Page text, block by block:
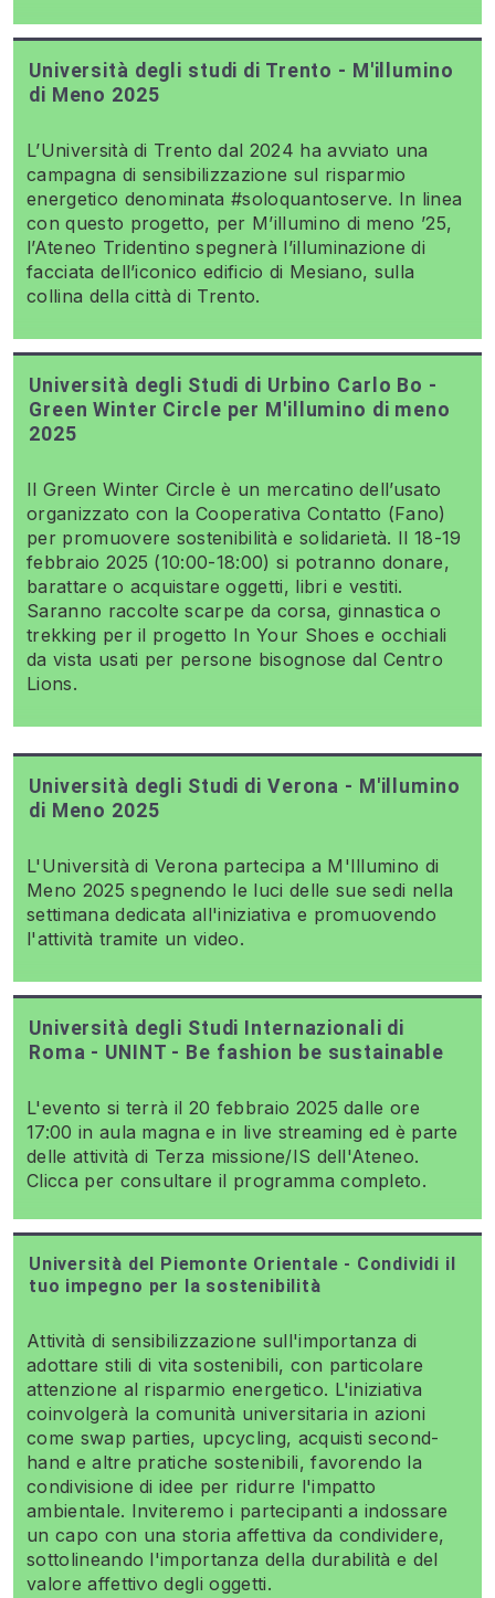
Università degli studi di Trento - M'illumino
di Meno 2025
L’Università di Trento dal 2024 ha avviato una
campagna di sensibilizzazione sul risparmio
energetico denominata #soloquantoserve. In linea
con questo progetto, per M’illumino di meno ’25,
l’Ateneo Tridentino spegnerà l’illuminazione di
facciata dell’iconico edificio di Mesiano, sulla
collina della città di Trento.
Università degli Studi di Urbino Carlo Bo -
Green Winter Circle per M'illumino di meno
2025
Il Green Winter Circle è un mercatino dell’usato
organizzato con la Cooperativa Contatto (Fano)
per promuovere sostenibilità e solidarietà. Il 18-19
febbraio 2025 (10:00-18:00) si potranno donare,
barattare o acquistare oggetti, libri e vestiti.
Saranno raccolte scarpe da corsa, ginnastica o
trekking per il progetto In Your Shoes e occhiali
da vista usati per persone bisognose dal Centro
Lions.
Università degli Studi di Verona - M'illumino
di Meno 2025
L'Università di Verona partecipa a M'Illumino di
Meno 2025 spegnendo le luci delle sue sedi nella
settimana dedicata all'iniziativa e promuovendo
l'attività tramite un video.
Università degli Studi Internazionali di
Roma - UNINT - Be fashion be sustainable
L'evento si terrà il 20 febbraio 2025 dalle ore
17:00 in aula magna e in live streaming ed è parte
delle attività di Terza missione/IS dell'Ateneo.
Clicca per consultare il programma completo.
Università del Piemonte Orientale - Condividi il
tuo impegno per la sostenibilità
Attività di sensibilizzazione sull'importanza di
adottare stili di vita sostenibili, con particolare
attenzione al risparmio energetico. L'iniziativa
coinvolgerà la comunità universitaria in azioni
come swap parties, upcycling, acquisti second-
hand e altre pratiche sostenibili, favorendo la
condivisione di idee per ridurre l'impatto
ambientale. Inviteremo i partecipanti a indossare
un capo con una storia affettiva da condividere,
sottolineando l'importanza della durabilità e del
valore affettivo degli oggetti.